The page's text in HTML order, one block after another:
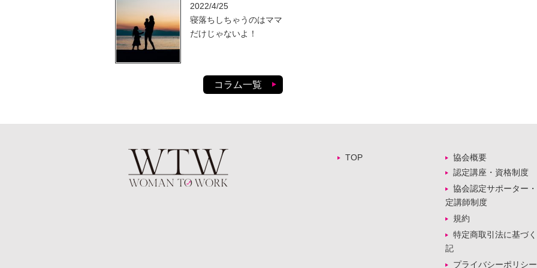
2022/4/25
寝落ちしちゃうのはママ
だけじゃないよ！
コラム一覧
TOP
協会概要
認定講座・資格制度
協会認定サポーター
定講師制度
規約
特定商取引法に基づ
記
プライバシーポリシー